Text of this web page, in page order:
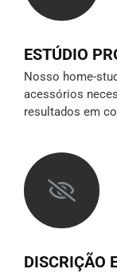
ESTÚDIO
Nosso home-
acessórios
resultados em
DISCRIÇÃO